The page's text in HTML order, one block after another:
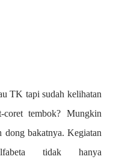
TK tapi sudah kelihatan
tembok? Mungkin
dong bakatnya. Kegiatan
tidak hanya